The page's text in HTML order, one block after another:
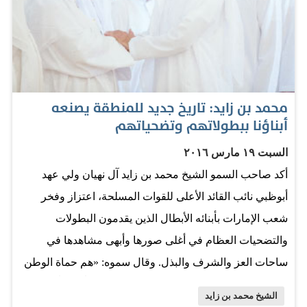
وسعادة محمد مبارك المزروعي وكيل ديوان ولي عهد أبوظبي
محمد بن زايد: تاريخ جديد للمنطقة يصنعه
أبناؤنا ببطولاتهم وتضحياتهم
السبت ١٩ مارس ٢٠١٦
أكد صاحب السمو الشيخ محمد بن زايد آل نهيان ولي عهد
أبوظبي نائب القائد الأعلى للقوات المسلحة، اعتزاز وفخر
شعب الإمارات بأبنائه الأبطال الذين يقدمون البطولات
والتضحيات العظام في أغلى صورها وأبهى مشاهدها في
ساحات العز والشرف والبذل. وقال سموه: «هم حماة الوطن
الشيخ محمد بن زايد